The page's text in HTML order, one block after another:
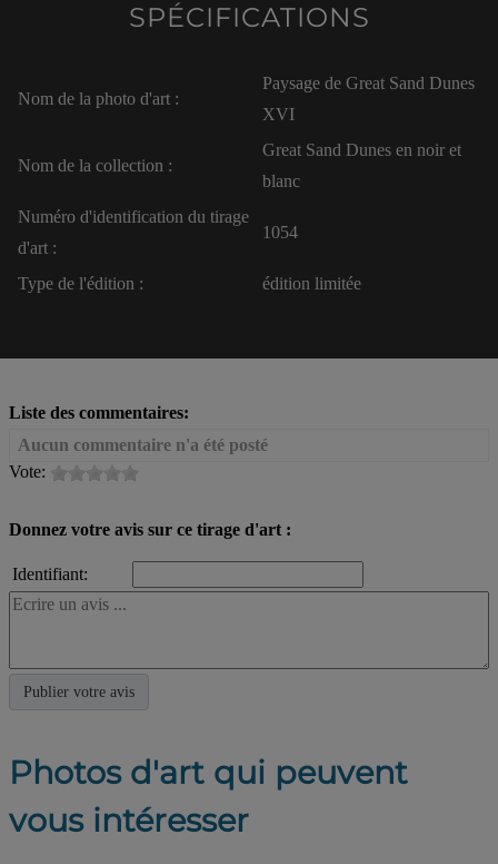
SPÉCIFICATIONS
Nom de la photo d'art :
Paysage de Great Sand Dunes
XVI
Nom de la collection :
Great Sand Dunes en noir et
blanc
Numéro d'identification du tirage
d'art :
1054
Type de l'édition : édition limitée
Liste des commentaires:
Aucun commentaire n'a été posté
Vote:
Donnez votre avis sur ce tirage d'art :
Identifiant:
Photos d'art qui peuvent
vous intéresser